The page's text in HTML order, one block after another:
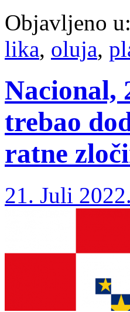
Objavljeno u:
lika, oluja,
Nacional,
trebao
ratne
21. Juli